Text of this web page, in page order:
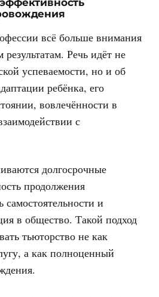
всё больше внимания
Речь идёт не
успеваемости, но и об
ребёнка, его
вовлечённости в
с
долгосрочные
продолжения
самостоятельности и
в общество. Такой подход
тьюторство не как
а как полноценный